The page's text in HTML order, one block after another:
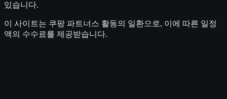
있습니다.
이 사이트는 쿠팡 파트너스 활동의 일환으로, 이에 따른 일정
액의 수수료를 제공받습니다.